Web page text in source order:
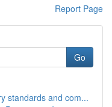
Report Page
Go
standards and com...